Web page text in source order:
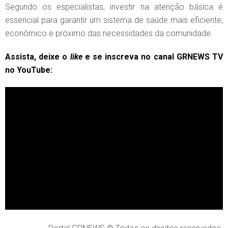
Segundo os especialistas, investir na atenção básica é
essencial para garantir um sistema de saúde mais eficiente,
econômico e próximo das necessidades da comunidade.
Assista, deixe o likee se inscreva no canal GRNEWS TV
no YouTube: